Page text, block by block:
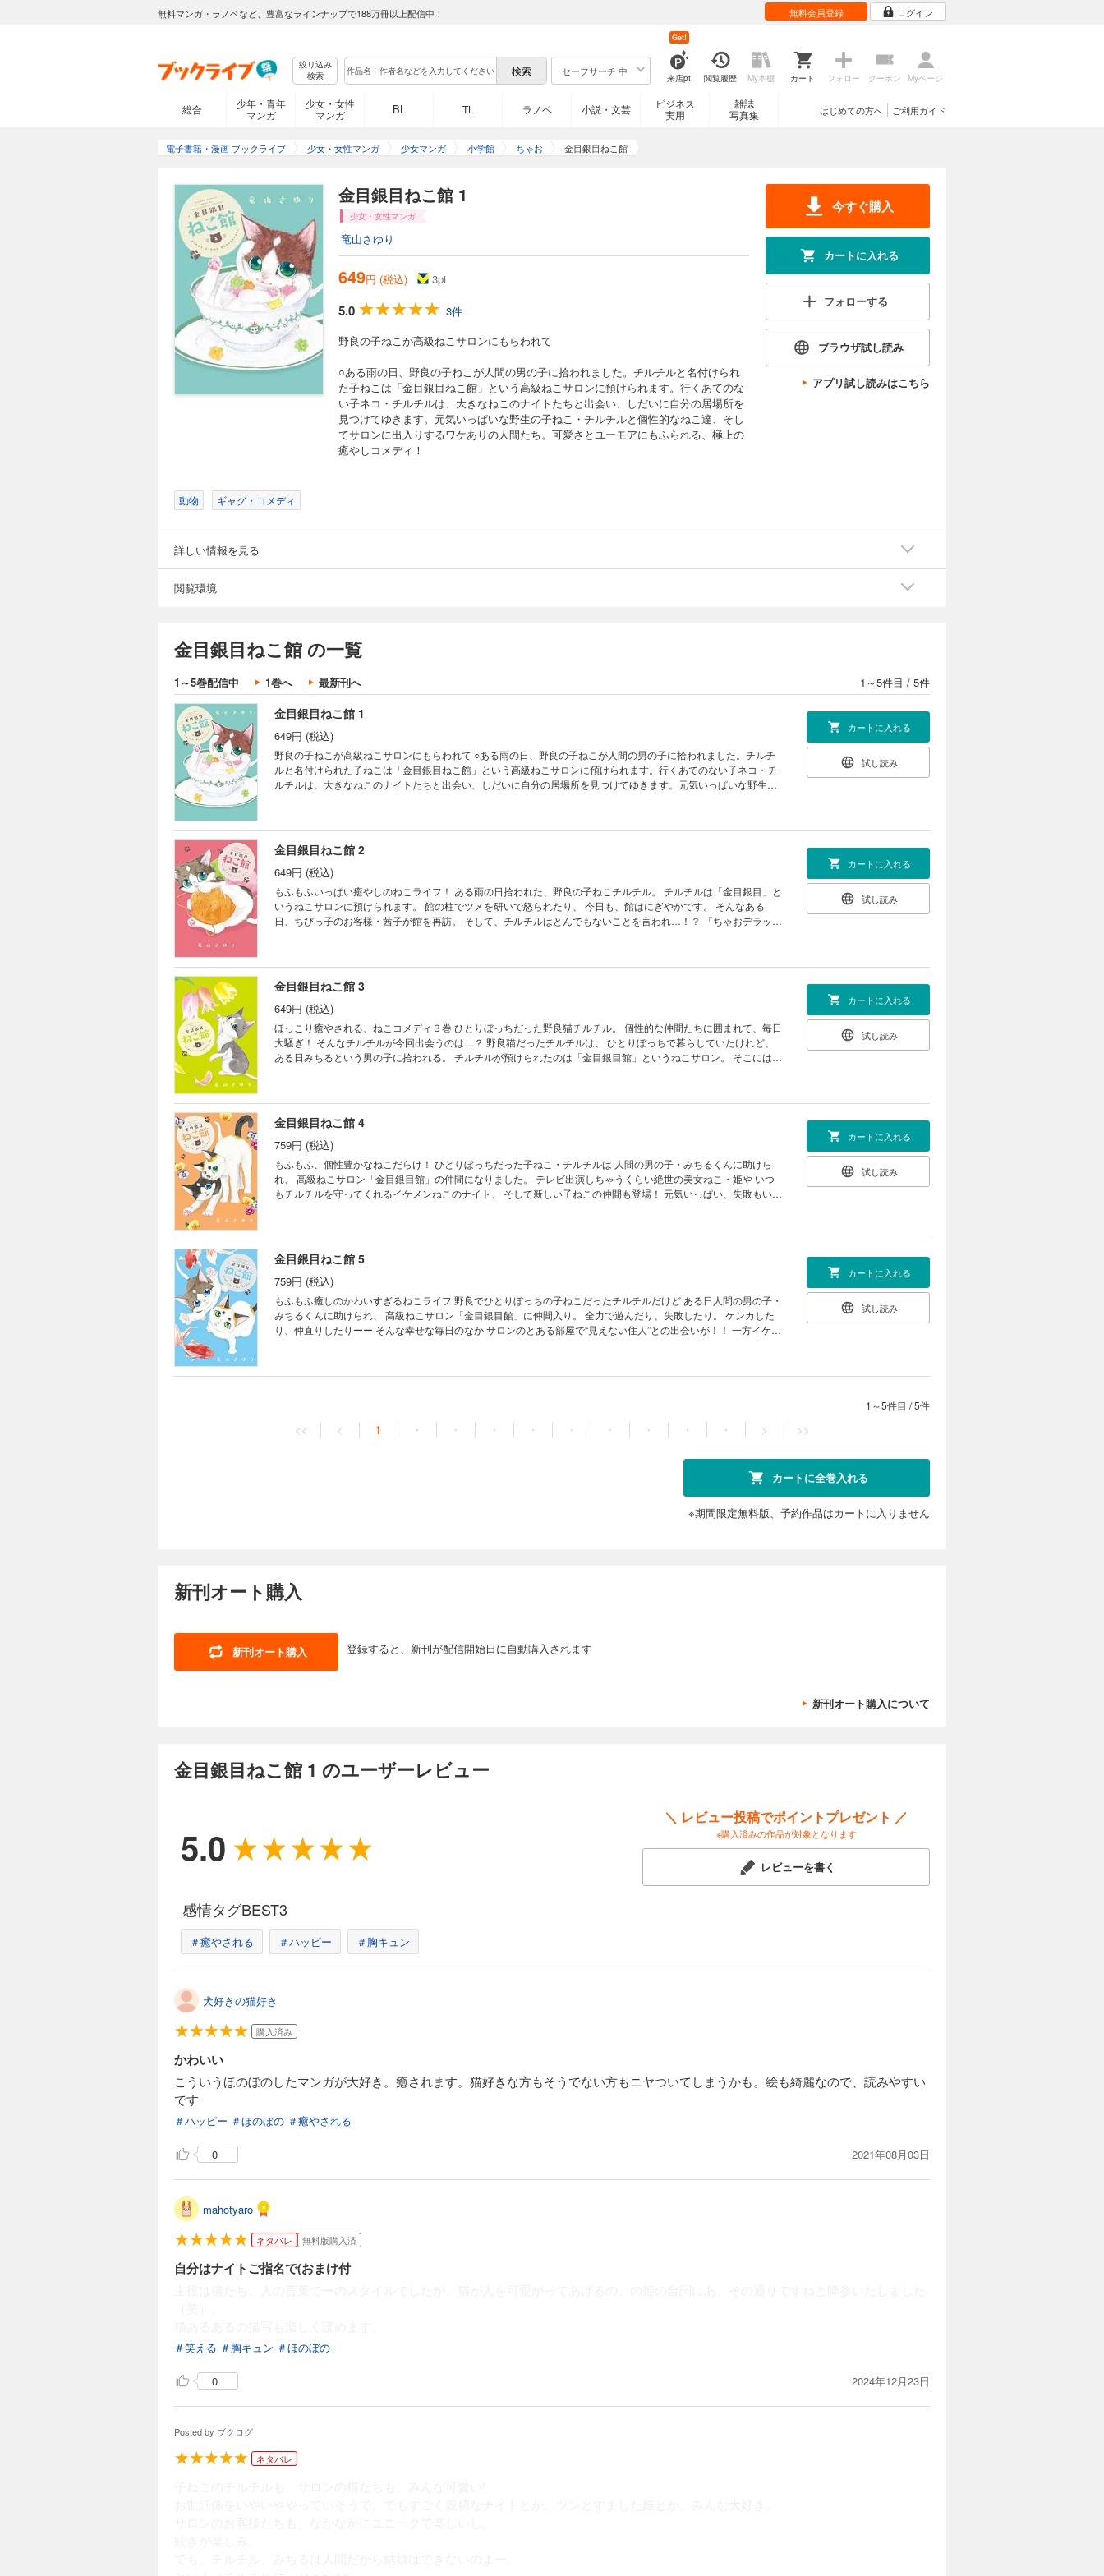
無料マンガ・ラノベなど、豊富なラインナップで188万冊以上配信中！ 無料会員登録 ログイン
絞り込み
検索
セーフサーチ 中
来店pt
Get!
閲覧履歴 My本棚 カート フォロー クーポン Myページ
総合
少年・青年
マンガ
少女・女性
マンガ
BL TL ラノベ 小説・文芸
ビジネス
実用
雑誌
写真集
ご利用ガイド
はじめての方へ
電子書籍・漫画 ブックライブ 少女・女性マンガ 少女マンガ 小学館 ちゃお 金目銀目ねこ館
金目銀目ねこ館 1
少女・女性マンガ
竜山さゆり
649円 (税込) 3pt
5.0
3件
野良の子ねこが高級ねこサロンにもらわれて
○ある雨の日、野良の子ねこが人間の男の子に拾われました。チルチルと名付けられ
た子ねこは「金目銀目ねこ館」という高級ねこサロンに預けられます。行くあてのな
い子ネコ・チルチルは、大きなねこのナイトたちと出会い、しだいに自分の居場所を
見つけてゆきます。元気いっぱいな野生の子ねこ・チルチルと個性的なねこ達、そし
てサロンに出入りするワケありの人間たち。可愛さとユーモアにもふられる、極上の
癒やしコメディ！
今すぐ購入
カートに入れる
フォローする
ブラウザ試し読み
アプリ試し読みはこちら
動物 ギャグ・コメディ
詳しい情報を見る
閲覧環境
金目銀目ねこ館 の一覧
1～5巻配信中 1巻へ 最新刊へ 1～5件目 / 5件
金目銀目ねこ館 1
649円 (税込)
野良の子ねこが高級ねこサロンにもらわれて ○ある雨の日、野良の子ねこが人間の男の子に拾われました。チルチ
ルと名付けられた子ねこは「金目銀目ねこ館」という高級ねこサロンに預けられます。行くあてのない子ネコ・チ
ルチルは、大きなねこのナイトたちと出会い、しだいに自分の居場所を見つけてゆきます。元気いっぱいな野生の
カートに入れる
試し読み
金目銀目ねこ館 2
649円 (税込)
もふもふいっぱい癒やしのねこライフ！ ある雨の日拾われた、野良の子ねこチルチル。 チルチルは「金目銀目」と
いうねこサロンに預けられます。 館の柱でツメを研いで怒られたり、 今日も、館はにぎやかです。 そんなある
日、ちびっ子のお客様・茜子が館を再訪。 そして、チルチルはとんでもないことを言われ…！？ 「ちゃおデラック
カートに入れる
試し読み
金目銀目ねこ館 3
649円 (税込)
ほっこり癒やされる、ねこコメディ３巻 ひとりぼっちだった野良猫チルチル。 個性的な仲間たちに囲まれて、毎日
大騒ぎ！ そんなチルチルが今回出会うのは…？ 野良猫だったチルチルは、 ひとりぼっちで暮らしていたけれど、
ある日みちるという男の子に拾われる。 チルチルが預けられたのは「金目銀目館」というねこサロン。 そこには、
い！ そんな中、チルチルが出会ったのは意外なあのねこで…？ もふもふほっこりねこコメディ！
カートに入れる
試し読み
金目銀目ねこ館 4
759円 (税込)
もふもふ、個性豊かなねこだらけ！ ひとりぼっちだった子ねこ・チルチルは 人間の男の子・みちるくんに助けら
れ、 高級ねこサロン「金目銀目館」の仲間になりました。 テレビ出演しちゃうくらい絶世の美女ねこ・姫や いつ
もチルチルを守ってくれるイケメンねこのナイト、 そして新しい子ねこの仲間も登場！ 元気いっぱい、失敗もいっ
カートに入れる
試し読み
金目銀目ねこ館 5
759円 (税込)
もふもふ癒しのかわいすぎるねこライフ 野良でひとりぼっちの子ねこだったチルチルだけど ある日人間の男の子・
みちるくんに助けられ、 高級ねこサロン「金目銀目館」に仲間入り。 全力で遊んだり、失敗したり。 ケンカした
り、仲直りしたりーー そんな幸せな毎日のなか サロンのとある部屋で“見えない住人”との出会いが！！ 一方イケメ
カートに入れる
試し読み
1～5件目 /5件
<< < 1 ・ ・ ・ ・ ・ ・ ・ ・ ・ > >>
カートに全巻入れる
※期間限定無料版、予約作品はカートに入りません
新刊オート購入
新刊オート購入 登録すると、新刊が配信開始日に自動購入されます
新刊オート購入について
金目銀目ねこ館 1 のユーザーレビュー
5.0
＼ レビュー投稿でポイントプレゼント ／
※購入済みの作品が対象となります
レビューを書く
感情タグBEST3
＃癒やされる ＃ハッピー ＃胸キュン
犬好きの猫好き
購入済み
かわいい
こういうほのぼのしたマンガが大好き。癒されます。猫好きな方もそうでない方もニヤついてしまうかも。絵も綺麗なので、読みやすい
です
＃ハッピー ＃ほのぼの ＃癒やされる
0 2021年08月03日
mahotyaro
ネタバレ 無料版購入済
自分はナイトご指名で(おまけ付
＃笑える ＃胸キュン ＃ほのぼの
0 2024年12月23日
Posted by ブクログ
ネタバレ